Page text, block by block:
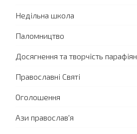
Недільна школа
Паломництво
Досягнення та творчість парафіян
Православні Святі
Оголошення
Ази православ'я